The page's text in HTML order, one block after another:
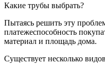
Какие трубы выбрать?
Пытаясь решить эту
платежеспособность
материал и площадь дома.
Существует несколько